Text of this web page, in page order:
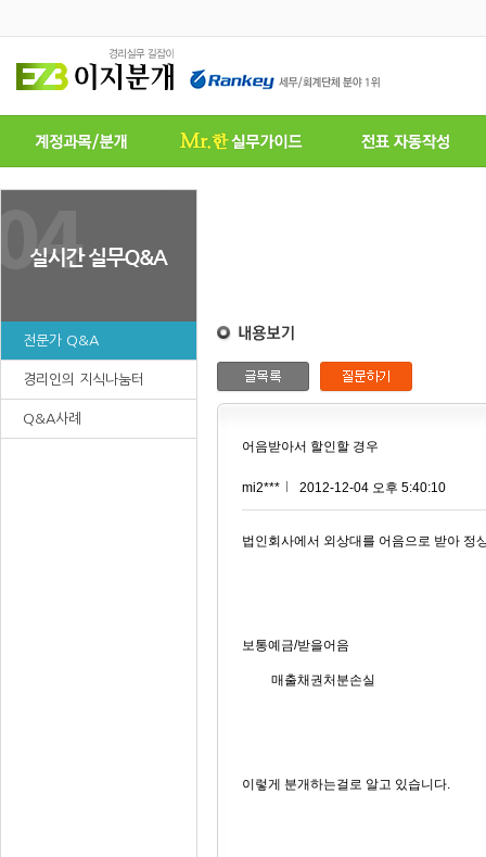
전문가 Q&A
경리인의 지식나눔터
Q&A사례
어음받아서 할인할 경우
mi2*** 2012-12-04 오후 5:40:10
법인회사에서 외상대를 어음으로 받아 정
보통예금/받을어음
매출채권처분손실
이렇게 분개하는걸로 알고 있습니다.